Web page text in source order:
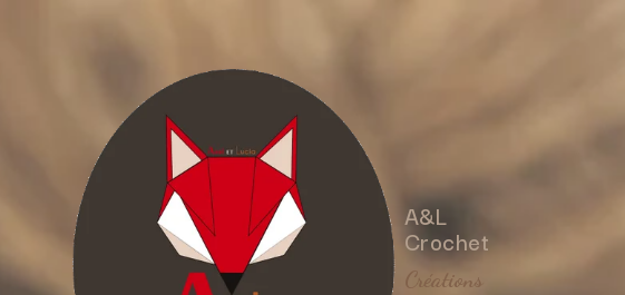
A&L
Crochet
Créations